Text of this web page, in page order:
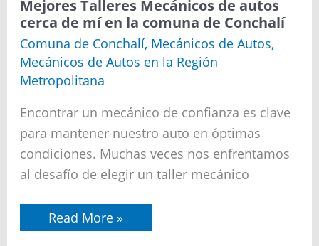
Mejores Talleres Mecánicos de autos
cerca de mí en la comuna de Conchalí
Comuna de Conchalí, Mecánicos de Autos,
Mecánicos de Autos en la Región
Metropolitana
Encontrar un mecánico de confianza es clave
para mantener nuestro auto en óptimas
condiciones. Muchas veces nos enfrentamos
al desafío de elegir un taller mecánico
Talleres
Mecánicos
de
autos
cerca
de
mí
en
la
comuna
de
Conchalí
Read More »